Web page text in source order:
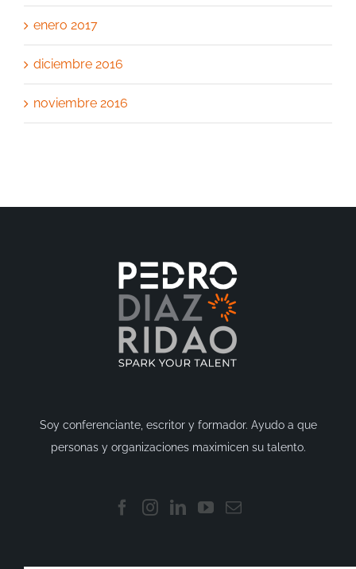
enero 2017
diciembre 2016
noviembre 2016
Soy conferenciante, escritor y formador. Ayudo a que
personas y organizaciones maximicen su talento.